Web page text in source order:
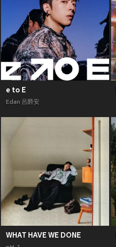
e to E
Edan 呂爵安
WHAT HAVE WE DONE